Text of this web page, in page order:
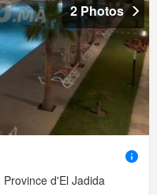
2 Photos
d'El Jadida